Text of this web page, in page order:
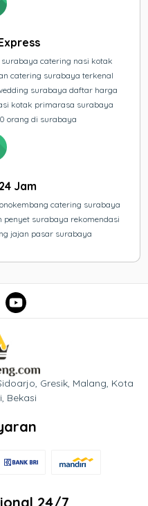
catering nasi kotak
catering surabaya terkenal
surabaya daftar harga
kotak primarasa surabaya
orang di surabaya
Jam
catering surabaya
surabaya rekomendasi
jajan pasar surabaya
Gresik, Malang, Kota
Bekasi
24/7